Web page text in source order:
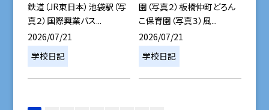
鉄道（JR東日本）池袋駅（写
真２）国際興業バス...
2026/07/21
学校日記
園（写真２）板橋仲町どろん
こ保育園（写真３）風...
2026/07/21
学校日記